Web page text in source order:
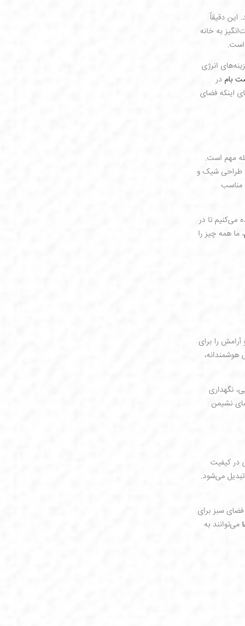
این دقیقاً
به خانه
است.
انرژی
بام در
اینکه فضای
مهم است.
طراحی شیک و
مناسب
می‌کنیم تا در
، ما همه چیز را
را برای
نگهداری
نشیمن
در کیفیت
می‌شود.
سبز برای
می‌توانند به